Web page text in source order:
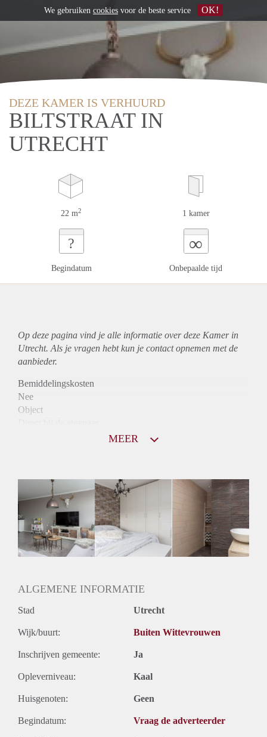
DEZE KAMER IS VERHUURD
BILTSTRAAT IN
UTRECHT
22 m2 1 kamer
?
Begindatum
∞
Onbepaalde tijd
Op deze pagina vind je alle informatie over deze Kamer in
Utrecht. Als je vragen hebt kun je contact opnemen met de
aanbieder.
Bemiddelingskosten
Nee
Object
Huurtoeslag
Niet mogelijk
Inkomen eis
N.V.T.
Huurtermijn
Onbepaalde termijn
MEER
ALGEMENE INFORMATIE
Stad Utrecht
Wijk/buurt: Buiten Wittevrouwen
Inschrijven gemeente: Ja
Opleverniveau: Kaal
Huisgenoten: Geen
Begindatum: Vraag de adverteerder
We gebruiken cookies voor de beste service OK!